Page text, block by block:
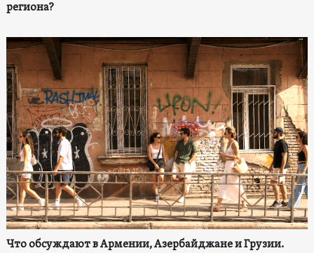
региона?
Что обсуждают в Армении, Азербайджане и Грузии.